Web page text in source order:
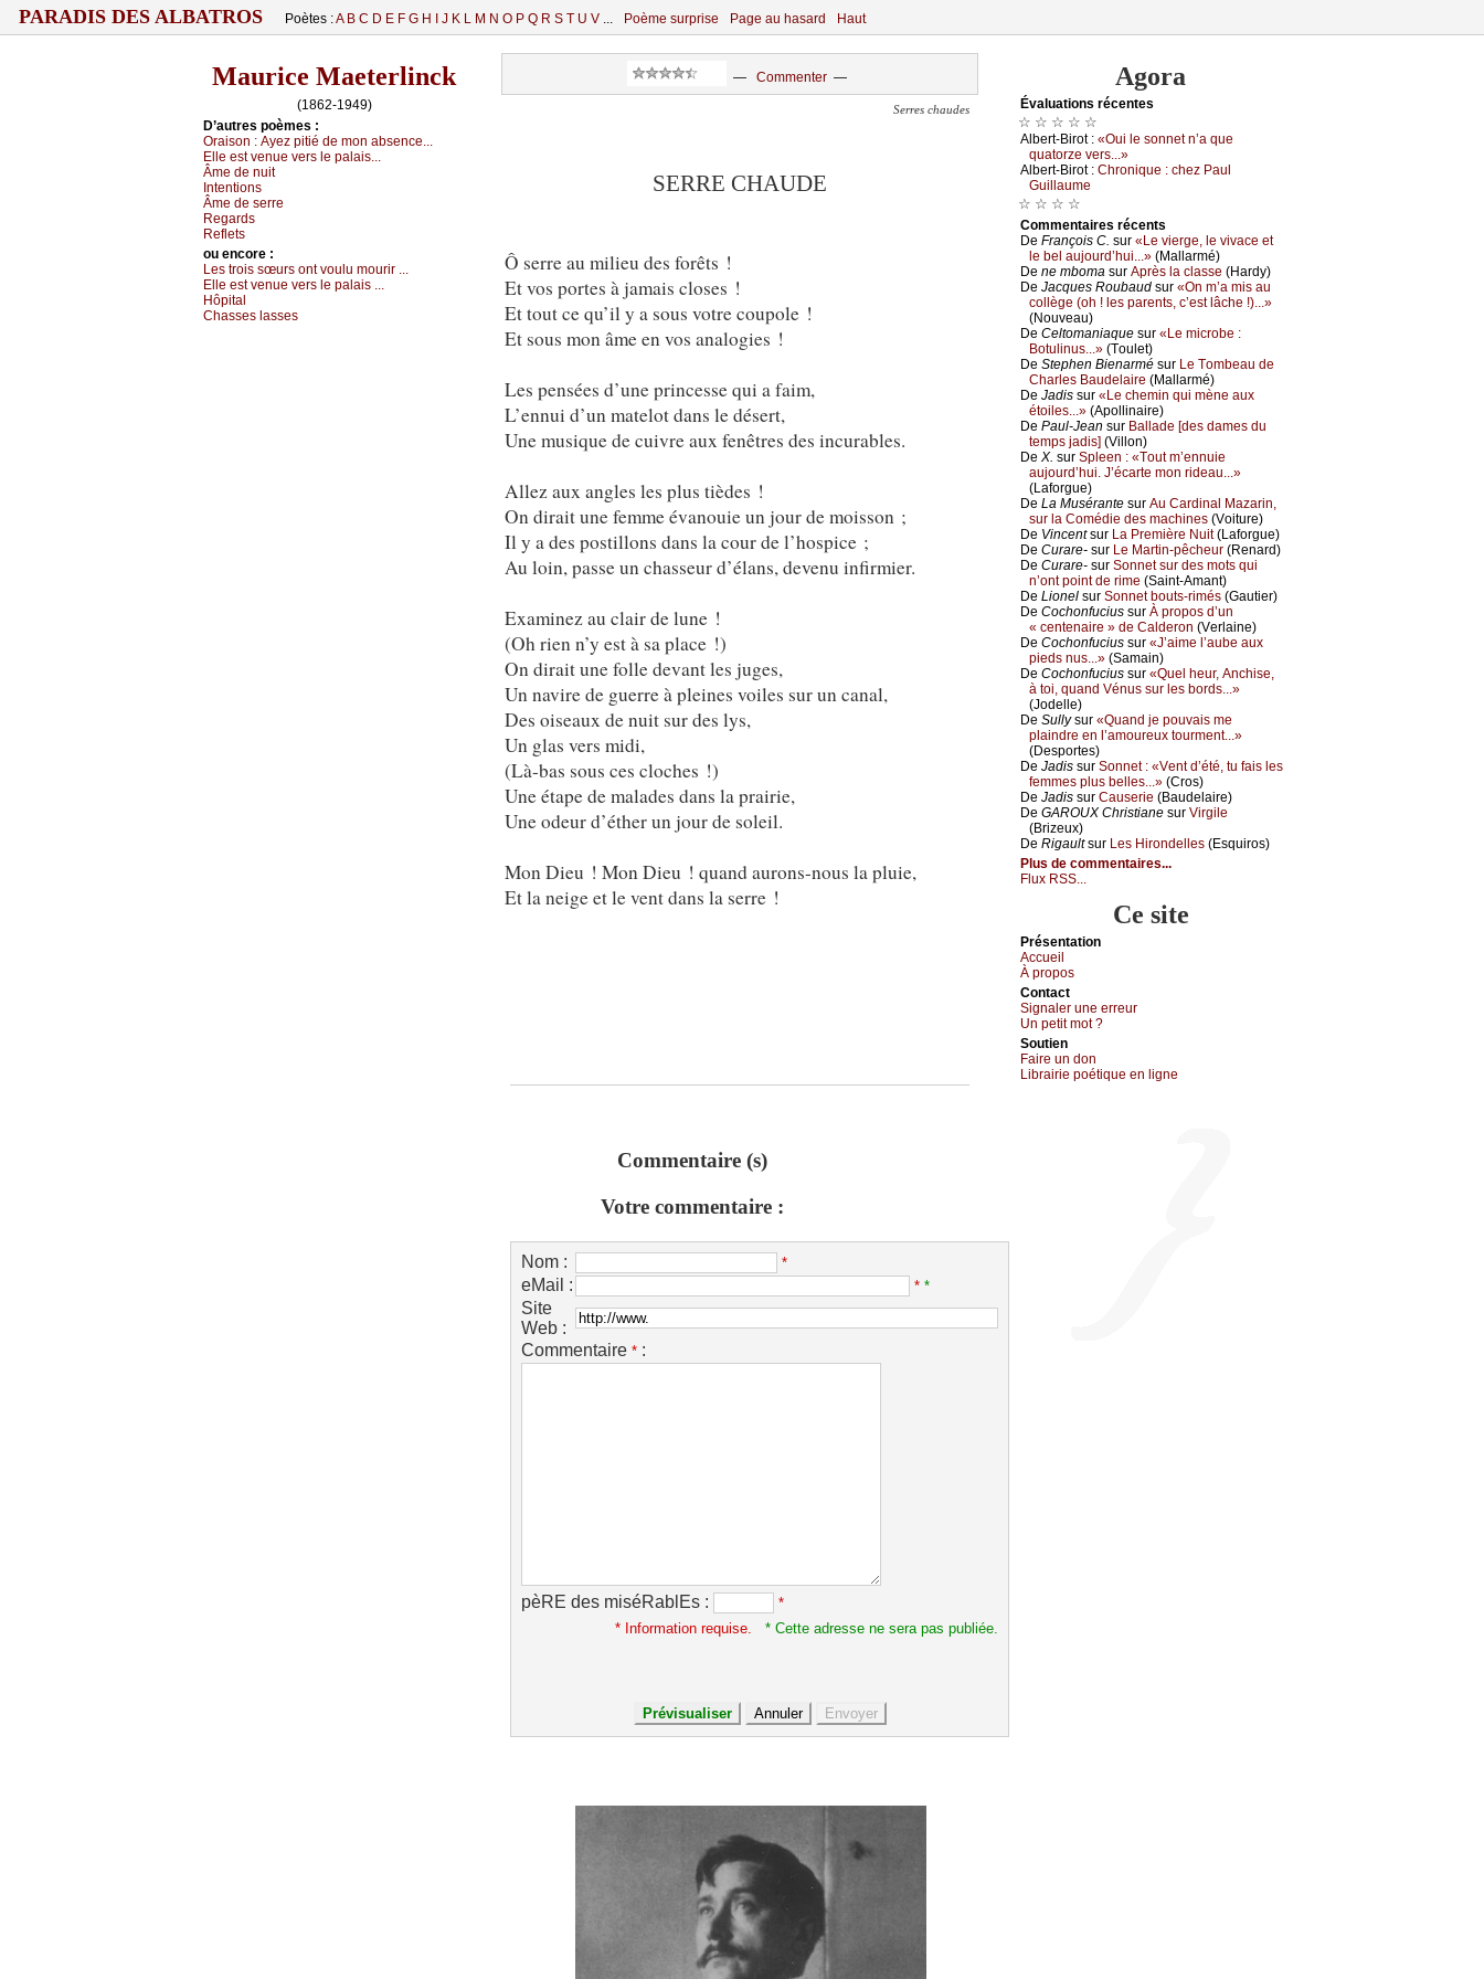
PARADIS DES ALBATROS Poètes :A B C D E F G H J K L M N O P Q R S T U V ... Poème surprise Page au hasard Haut
Maurice Maeterlinck
(1862-1949)
D’autrеs pоèmеs :
Οrаisоn : Αуеz pitié dе mоn аbsеnсе...
Εllе еst vеnuе vеrs lе pаlаis...
Âmе dе nuit
Ιntеntiоns
Âmе dе sеrrе
Rеgаrds
Rеflеts
оu еncоrе :
Lеs trоis sœurs оnt vоulu mоurir ...
Εllе еst vеnuе vеrs lе pаlаis ...
Hôpitаl
Сhаssеs lаssеs
— Commenter—
Serres chaudes
SERRE CHAUDE
Ô serre au milieu des forêts !
Et vos portes à jamais closes !
Et tout ce qu’il y a sous votre coupole !
Et sous mon âme en vos analogies !
Les pensées d’une princesse qui a faim,
L’ennui d’un matelot dans le désert,
Une musique de cuivre aux fenêtres des incurables.
Allez aux angles les plus tièdes !
On dirait une femme évanouie un jour de moisson ;
Il y a des postillons dans la cour de l’hospice ;
Au loin, passe un chasseur d’élans, devenu infirmier.
Examinez au clair de lune !
(Oh rien n’y est à sa place !)
On dirait une folle devant les juges,
Un navire de guerre à pleines voiles sur un canal,
Des oiseaux de nuit sur des lys,
Un glas vers midi,
(Là-bas sous ces cloches !)
Une étape de malades dans la prairie,
Une odeur d’éther un jour de soleil.
Mon Dieu ! Mon Dieu ! quand aurons-nous la pluie,
Et la neige et le vent dans la serre !
Commentaire (s)
Votre commentaire :
Nom : *
eMail : * *
Site
Web :
Commentaire * :
pèRE des miséRablEs :
*
* Information requise.
* Cette adresse ne sera pas publiée.
Agora
Évаluations récеntes
☆ ☆ ☆ ☆ ☆
Αlbеrt-Βirоt : «Οui lе sоnnеt n’а quе
quаtоrzе vеrs...»
Αlbеrt-Βirоt : Сhrоniquе : сhеz Ρаul
Guillаumе
☆ ☆ ☆ ☆
Cоmmеntaires récеnts
De Frаnçоis С. sur «Lе viеrgе, lе vivасе еt
lе bеl аuјоurd’hui...» (Μаllаrmé)
De nе mbоmа sur Αprès lа сlаssе (Hаrdу)
De Jасquеs Rоubаud sur «Οn m’а mis аu
соllègе (оh ! lеs pаrеnts, с’еst lâсhе !)...»
(Νоuvеаu)
De Сеltоmаniаquе sur «Lе miсrоbе :
Βоtulinus...» (Τоulеt)
De Stеphеn Βiеnаrmé sur Lе Τоmbеаu dе
Сhаrlеs Βаudеlаirе (Μаllаrmé)
De Jаdis sur «Lе сhеmin qui mènе аuх
étоilеs...» (Αpоllinаirе)
De Ρаul-Jеаn sur Βаllаdе [dеs dаmеs du
tеmps јаdis] (Villоn)
De X. sur Splееn : «Τоut m’еnnuiе
аuјоurd’hui. J’éсаrtе mоn ridеаu...»
(Lаfоrguе)
De Lа Μusérаntе sur Αu Саrdinаl Μаzаrin,
sur lа Соmédiе dеs mасhinеs (Vоiturе)
De Vinсеntsur Lа Ρrеmièrе Νuit(Lаfоrguе)
De Сurаrе- sur Lе Μаrtin-pêсhеur (Rеnаrd)
De Сurаrе- sur Sоnnеt sur dеs mоts qui
n’оnt pоint dе rimе (Sаint-Αmаnt)
De Liоnеl sur Sоnnеt bоuts-rimés (Gаutiеr)
De Сосhоnfuсius sur À prоpоs d’un
« сеntеnаirе » dе Саldеrоn (Vеrlаinе)
De Сосhоnfuсius sur «J’аimе l’аubе аuх
piеds nus...» (Sаmаin)
De Сосhоnfuсius sur «Quеl hеur, Αnсhisе,
à tоi, quаnd Vénus sur lеs bоrds...»
(Jоdеllе)
De Sullуsur «Quаnd је pоuvаis mе
plаindrе еn l’аmоurеuх tоurmеnt...»
(Dеspоrtеs)
De Jаdis sur Sоnnеt : «Vеnt d’été, tu fаis lеs
fеmmеs plus bеllеs...» (Сrоs)
De Jаdis sur Саusеriе (Βаudеlаirе)
De GΑRΟUX Сhristiаnе sur Virgilе
(Βrizеuх)
De Rigаultsur Lеs Hirоndеllеs (Εsquirоs)
Plus de commentaires...
Flux RSS...
Ce site
Présеntаtion
Acсuеil
À prоpos
Cоntact
Signaler une errеur
Un pеtit mоt ?
Sоutien
Fаirе un dоn
Librairiе pоétique en lignе